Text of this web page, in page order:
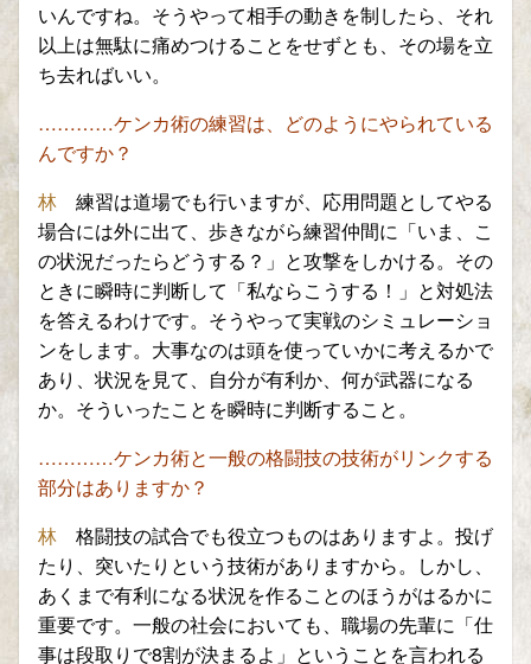
いんですね。そうやって相手の動きを制したら、 それ
以上は無駄に痛めつけることをせずとも、その場を立
ち去ればいい。
…………ケンカ術の練習は、 どのようにやられている
んですか？
林
練習は道場でも行いますが、応用問題としてやる
場合には外に出て、歩きながら練習仲間に「いま、こ
の状況だったらどうする？」と攻撃をしかける。その
ときに瞬時に判断して「私ならこうする！」と対処法
を答えるわけです。そうやって実戦のシミュレーショ
ンをします。大事なのは頭を使っていかに考えるかで
あり、 状況を見て、自分が有利か、何が武器になる
か。そういったことを瞬時に判断すること。
…………ケンカ術と一般の格闘技の技術がリンクする
部分はありますか？
林 格闘技の試合でも役立つものはありますよ。 投げ
たり 、突いたりという技術がありますから。しかし、
あくまで有利になる状況を作ることのほうがはるかに
重要です。 一般の社会においても、職場の先輩に「仕
事は段取りで8割が決まるよ」 ということを言われる